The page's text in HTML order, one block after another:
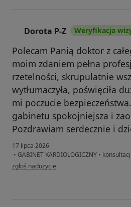
Dorota P-Z Weryfikacja
Polecam Panią doktor z
moim zdaniem pełna
rzetelności, skrupulatnie
wytłumaczyła, poświęciła
mi poczucie
gabinetu spokojniejsza i
Pozdrawiam serdecznie i
17 lipca 2026
• GABINET KARDIOLOGICZNY •
w opinii użytkownika Dorota P-Z
zgłoś nadużycie